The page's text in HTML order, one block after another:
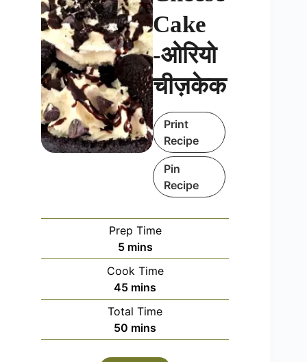
Cake
-ओरियो
चीज़केक
Print
Recipe
Pin
Recipe
Prep Time
5minutes
mins
Cook Time
45minutes
mins
Total Time
50 minutes
mins